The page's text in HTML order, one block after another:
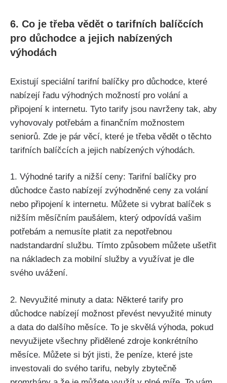
6. Co je třeba vědět o tarifních balíčcích
pro důchodce a jejich nabízených
výhodách
Existují speciální tarifní balíčky pro důchodce, které
nabízejí řadu výhodných možností pro volání a
připojení k internetu. Tyto tarify jsou navrženy tak, aby
vyhovovaly potřebám a finančním možnostem
seniorů. Zde je pár věcí, které je třeba vědět o těchto
tarifních balíčcích a jejich nabízených výhodách.
1. Výhodné tarify a nižší ceny: Tarifní balíčky pro
důchodce často nabízejí zvýhodněné ceny za volání
nebo připojení k internetu. Můžete si vybrat balíček s
nižším měsíčním paušálem, který odpovídá vašim
potřebám a nemusíte platit za nepotřebnou
nadstandardní službu. Tímto způsobem můžete ušetřit
na nákladech za mobilní služby a využívat je dle
svého uvážení.
2. Nevyužité minuty a data: Některé tarify pro
důchodce nabízejí možnost převést nevyužité minuty
a data do dalšího měsíce. To je skvělá výhoda, pokud
nevyužijete všechny přidělené zdroje konkrétního
měsíce. Můžete si být jisti, že peníze, které jste
investovali do svého tarifu, nebyly zbytečně